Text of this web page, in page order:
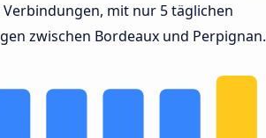
mit nur 5 täglichen
zwischen Bordeaux und Perpignan.